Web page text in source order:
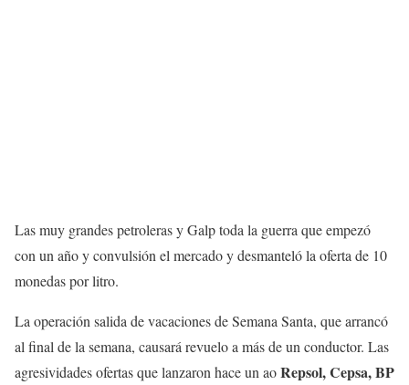
Las muy grandes petroleras y Galp toda la guerra que empezó
con un año y convulsión el mercado y desmanteló la oferta de 10
monedas por litro.
La operación salida de vacaciones de Semana Santa, que arrancó
al final de la semana, causará revuelo a más de un conductor. Las
agresividades ofertas que lanzaron hace un aoRepsol, Cepsa, BP